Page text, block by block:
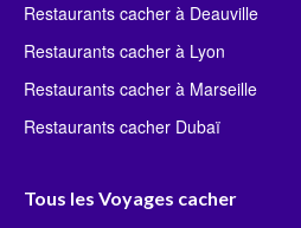
Restaurants cacher à Deauville
Restaurants cacher à Lyon
Restaurants cacher à Marseille
Restaurants cacher Dubaï
Tous les Voyages cacher